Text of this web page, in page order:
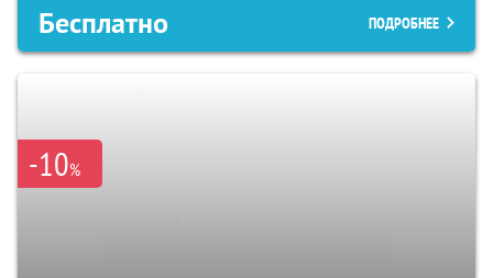
Бесплатно ПОДРОБНЕЕ
-10%